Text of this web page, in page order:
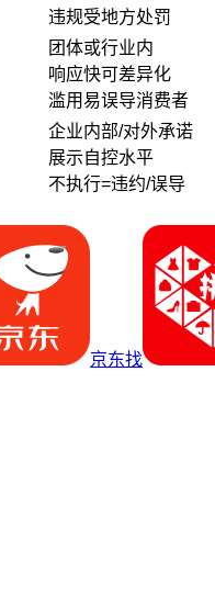
违规受地方处罚
团体或行业内
响应快可差异化
滥用易误导消费者
企业内部/对外承诺
展示自控水平
不执行=违约/误导
京东找